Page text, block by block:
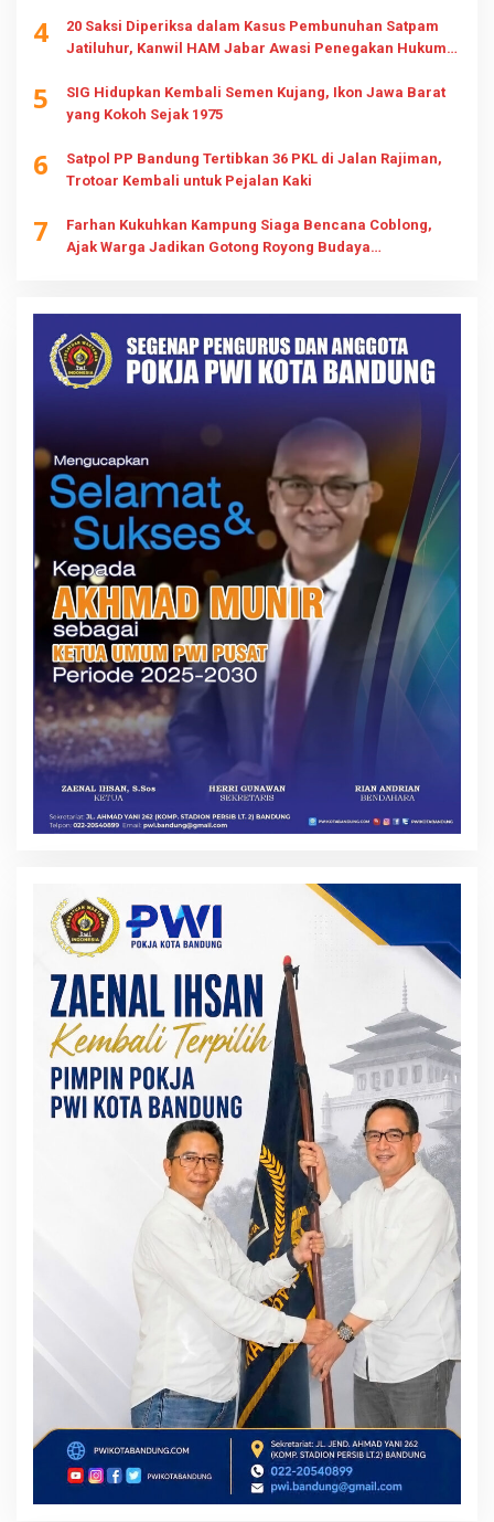
4
20 Saksi Diperiksa dalam Kasus Pembunuhan Satpam
Jatiluhur, Kanwil HAM Jabar Awasi Penegakan Hukum
5
SIG Hidupkan Kembali Semen Kujang, Ikon Jawa Barat
yang Kokoh Sejak 1975
6
Satpol PP Bandung Tertibkan 36 PKL di Jalan Rajiman,
Trotoar Kembali untuk Pejalan Kaki
7
Farhan Kukuhkan Kampung Siaga Bencana Coblong,
Ajak Warga Jadikan Gotong Royong Budaya